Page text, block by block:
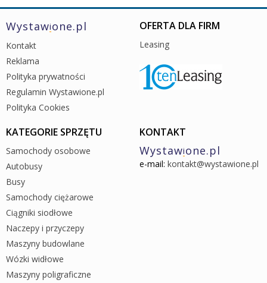
Wystawione.pl
Kontakt
Reklama
Polityka prywatności
Regulamin Wystawione.pl
Polityka Cookies
OFERTA DLA FIRM
Leasing
KATEGORIE SPRZĘTU
Samochody osobowe
Autobusy
Busy
Samochody ciężarowe
Ciągniki siodłowe
Naczepy i przyczepy
Maszyny budowlane
Wózki widłowe
Maszyny poligraficzne
KONTAKT
Wystawione.pl
e-mail: kontakt@wystawione.pl